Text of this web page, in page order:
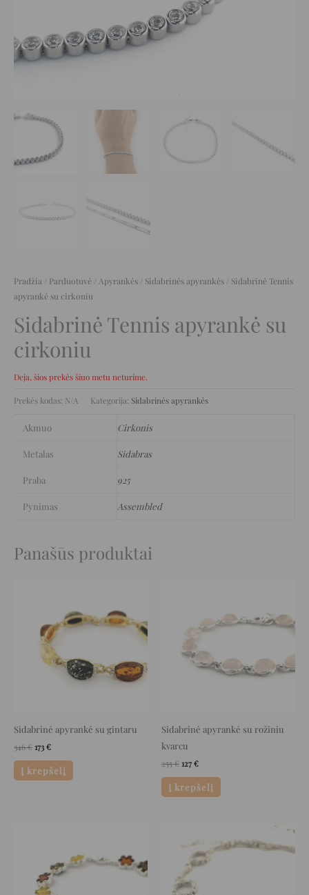
Pradžia / Parduotuvė / Apyrankės / Sidabrinės apyrankės / Sidabrinė Tennis
apyrankė su cirkoniu
Sidabrinė Tennis apyrankė su
cirkoniu
Deja, šios prekės šiuo metu neturime.
Prekės kodas: N/A Kategorija: Sidabrinės apyrankės
Akmuo Cirkonis
Metalas Sidabras
Praba 925
Pynimas Assembled
Panašūs produktai
Sidabrinė apyrankė su gintaru
346€173€
173 €.
Į krepšelį
Sidabrinė apyrankė su rožiniu
kvarcu
255€127€
Į krepšelį
145 €.
was:
178 €.
is:
89 €.